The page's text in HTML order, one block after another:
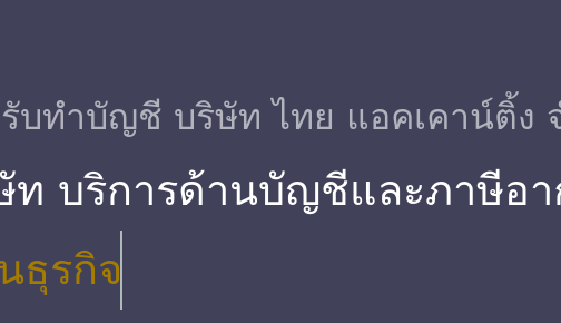
บทําบัญชี บริษัท ไทย แอคเคาน์ติ้ง
ท บริการด้านบัญชีและภาษีอา
ธุรกิจ